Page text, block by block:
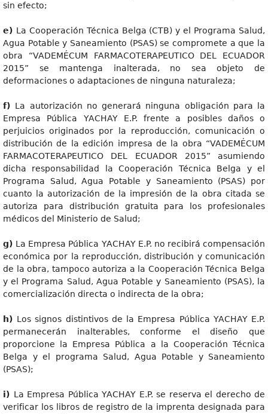
sin efecto;
e) La Cooperación Técnica Belga (CTB) y el Programa Salud,
Agua Potable y Saneamiento (PSAS) se compromete a que la
obra “VADEMÉCUM FARMACOTERAPEUTICO DEL ECUADOR
2015” se mantenga inalterada, no sea objeto de
deformaciones o adaptaciones de ninguna naturaleza;
f) La autorización no generará ninguna obligación para la
Empresa Pública YACHAY E.P. frente a posibles daños o
perjuicios originados por la reproducción, comunicación o
distribución de la edición impresa de la obra “VADEMÉCUM
FARMACOTERAPEUTICO DEL ECUADOR 2015” asumiendo
dicha responsabilidad la Cooperación Técnica Belga y el
Programa Salud, Agua Potable y Saneamiento (PSAS) por
cuanto la autorización de la impresión de la obra citada se
autoriza para distribución gratuita para los profesionales
médicos del Ministerio de Salud;
g) La Empresa Pública YACHAY E.P. no recibirá compensación
económica por la reproducción, distribución y comunicación
de la obra, tampoco autoriza a la Cooperación Técnica Belga
y el Programa Salud, Agua Potable y Saneamiento (PSAS), la
comercialización directa o indirecta de la obra;
h) Los signos distintivos de la Empresa Pública YACHAY E.P.
permanecerán inalterables, conforme el diseño que
proporcione la Empresa Pública a la Cooperación Técnica
Belga y el programa Salud, Agua Potable y Saneamiento
(PSAS);
i) La Empresa Pública YACHAY E.P. se reserva el derecho de
verificar los libros de registro de la imprenta designada para